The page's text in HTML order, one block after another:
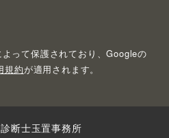
って保護されており、Googleの
規約が適用されます。
断士玉置事務所